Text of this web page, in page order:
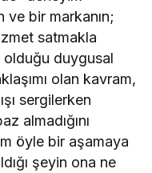
bir markanın;
satmakla
olduğu duygusal
olan kavram,
sergilerken
almadığını
öyle bir aşamaya
şeyin ona ne